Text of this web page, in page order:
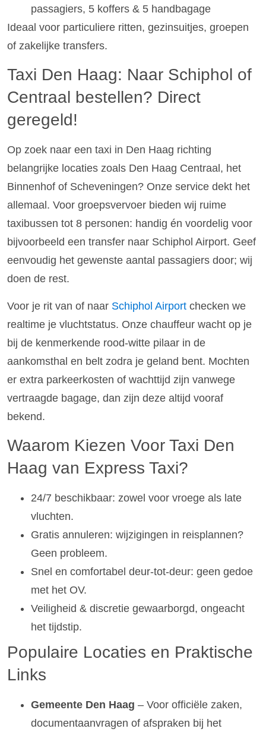
passagiers, 5 koffers & 5 handbagage
Ideaal voor particuliere ritten, gezinsuitjes, groepen
of zakelijke transfers.
Taxi Den Haag: Naar Schiphol of
Centraal bestellen? Direct
geregeld!
Op zoek naar een taxi in Den Haag richting
belangrijke locaties zoals Den Haag Centraal, het
Binnenhof of Scheveningen? Onze service dekt het
allemaal. Voor groepsvervoer bieden wij ruime
taxibussen tot 8 personen: handig én voordelig voor
bijvoorbeeld een transfer naar Schiphol Airport. Geef
eenvoudig het gewenste aantal passagiers door; wij
doen de rest.
Voor je rit van of naar Schiphol Airport checken we
realtime je vluchtstatus. Onze chauffeur wacht op je
bij de kenmerkende rood-witte pilaar in de
aankomsthal en belt zodra je geland bent. Mochten
er extra parkeerkosten of wachttijd zijn vanwege
vertraagde bagage, dan zijn deze altijd vooraf
bekend.
Waarom Kiezen Voor Taxi Den
Haag van Express Taxi?
24/7 beschikbaar: zowel voor vroege als late
vluchten.
Gratis annuleren: wijzigingen in reisplannen?
Geen probleem.
Snel en comfortabel deur-tot-deur: geen gedoe
met het OV.
Veiligheid & discretie gewaarborgd, ongeacht
het tijdstip.
Populaire Locaties en Praktische
Links
Gemeente Den Haag – Voor officiële zaken,
documentaanvragen of afspraken bij het